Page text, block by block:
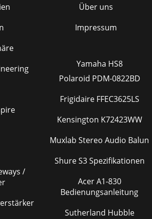
Über uns
Impressum
/
Yamaha HS8
Polaroid PDM-0822BD
Frigidaire FFEC3625LS
Kensington K72423WW
Muxlab Stereo Audio Balun
Shure S3 Spezifikationen
Acer A1-830
Bedienungsanleitung
Sutherland Hubble